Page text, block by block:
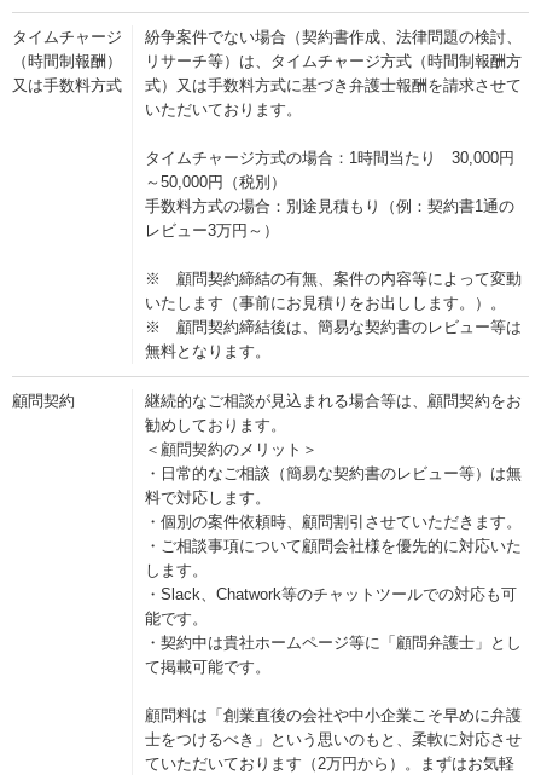
タイムチャージ
（時間制報酬）
又は手数料方式
紛争案件でない場合（契約書作成、法律問題の検討、
リサーチ等）は、タイムチャージ方式（時間制報酬方
式）又は手数料方式に基づき弁護士報酬を請求させて
いただいております。
タイムチャージ方式の場合：1時間当たり 30,000円
～50,000円（税別）
手数料方式の場合：別途見積もり（例：契約書1通の
レビュー3万円～）
※ 顧問契約締結の有無、案件の内容等によって変動
いたします（事前にお見積りをお出しします。）。
※ 顧問契約締結後は、簡易な契約書のレビュー等は
無料となります。
顧問契約
継続的なご相談が見込まれる場合等は、顧問契約をお
勧めしております。
＜顧問契約のメリット＞
・日常的なご相談（簡易な契約書のレビュー等）は無
料で対応します。
・個別の案件依頼時、顧問割引させていただきます。
・ご相談事項について顧問会社様を優先的に対応いた
します。
・Slack、Chatwork等のチャットツールでの対応も可
能です。
・契約中は貴社ホームページ等に「顧問弁護士」とし
て掲載可能です。
顧問料は「創業直後の会社や中小企業こそ早めに弁護
士をつけるべき」という思いのもと、柔軟に対応させ
ていただいております（2万円から）。まずはお気軽